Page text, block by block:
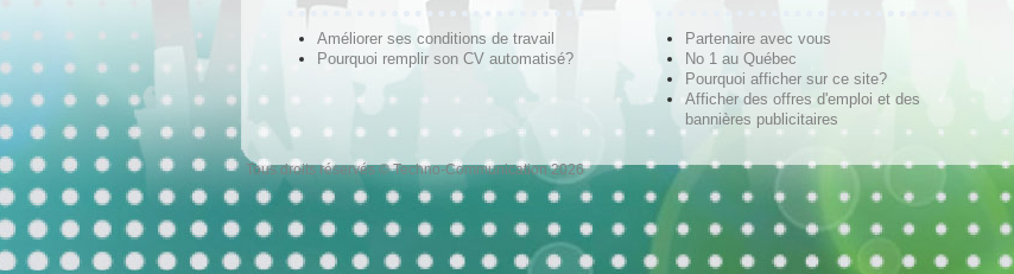
Améliorer ses conditions de travail
Pourquoi remplir son CV automatisé?
Partenaire avec vous
No 1 au Québec
Pourquoi afficher sur ce site?
Afficher des offres d'emploi et des
bannières publicitaires
Tous droits réservés © Techno-Communication 2026